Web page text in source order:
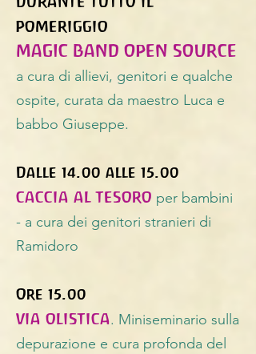
POMERIGGIO
MAGIC BAND OPEN SOURCE
a cura di allievi, genitori e qualche
ospite, curata da maestro Luca e
babbo Giuseppe.
Dalle 14.00 alle 15.00
CACCIA AL TESORO per bambini
- a cura dei genitori stranieri di
Ramidoro
Ore 15.00
VIA OLISTICA. Miniseminario sulla
depurazione e cura profonda del